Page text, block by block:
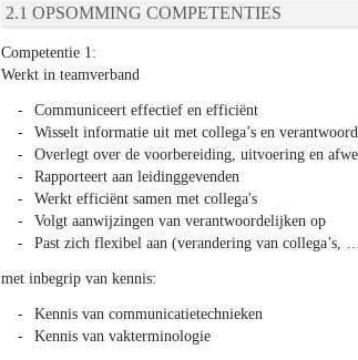
OPSOMMING COMPETENTIES
Competentie 1:
Werkt in teamverband
Communiceert effectief en efficiënt
Wisselt informatie uit met collega’s en
Overlegt over de voorbereiding, uitvoering en
Rapporteert aan leidinggevenden
Werkt efficiënt samen met collega's
Volgt aanwijzingen van verantwoordelijken op
Past zich flexibel aan (verandering van collega’s,
met inbegrip van kennis:
Kennis van communicatietechnieken
Kennis van vakterminologie